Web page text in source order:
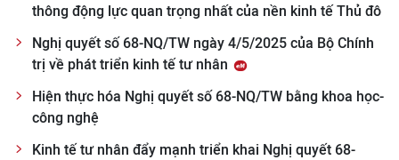
thông động lực quan trọng nhất của nền kinh tế Thủ đô
Nghị quyết số 68-NQ/TW ngày 4/5/2025 của Bộ Chính
trị về phát triển kinh tế tư nhân
Hiện thực hóa Nghị quyết số 68-NQ/TW bằng khoa học-
công nghệ
Kinh tế tư nhân đẩy mạnh triển khai Nghị quyết 68-